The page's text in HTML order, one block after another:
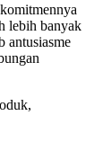
lebih banyak
antusiasme